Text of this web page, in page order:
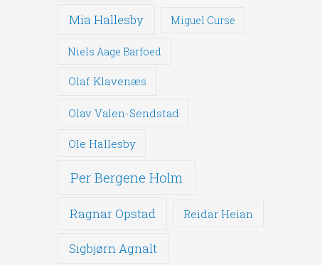
Mia Hallesby Miguel Curse
Niels Aage Barfoed
Olaf Klavenæs
Olav Valen-Sendstad
Ole Hallesby
Per Bergene Holm
Ragnar Opstad Reidar Heian
Sigbjørn Agnalt